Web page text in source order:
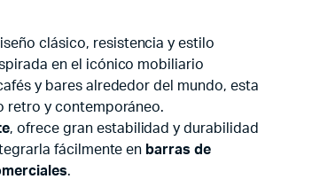
clásico, resistencia y estilo
en el icónico mobiliario
y bares alrededor del mundo, esta
retro y contemporáneo.
, ofrece gran estabilidad y durabilidad
fácilmente en barras de
.